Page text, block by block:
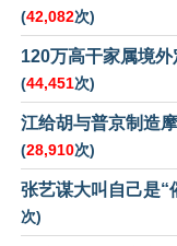
(42,082次)
120万高干家属境
(44,451次)
江给胡与普京制造
(28,910次)
张艺谋大叫自己是“
次)